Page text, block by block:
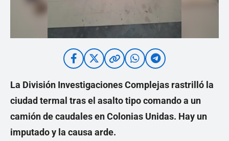
La División Investigaciones Complejas rastrilló la
ciudad termal tras el asalto tipo comando a un
camión de caudales en Colonias Unidas. Hay un
imputado y la causa arde.